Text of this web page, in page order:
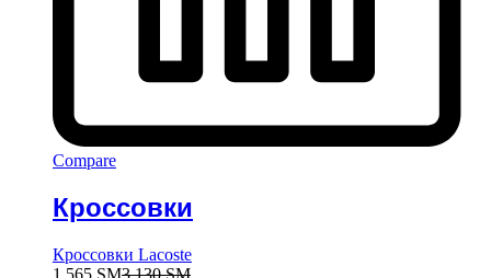
Compare
Кроссовки
Кроссовки Lacoste
1 565 ЅМ3 130ЅМ